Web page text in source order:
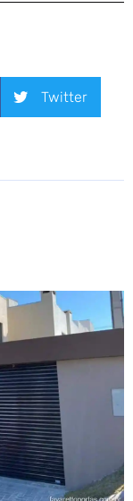
Twitter